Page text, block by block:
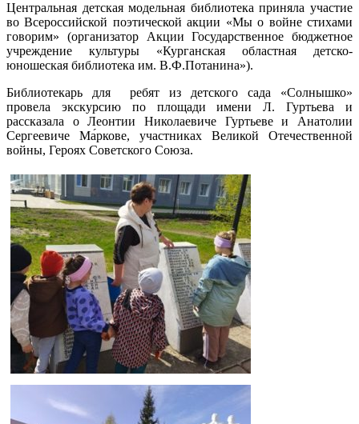
Центральная детская модельная библиотека приняла участие
во Всероссийской поэтической акции «Мы о войне стихами
говорим» (организатор Акции Государственное бюджетное
учреждение культуры «Курганская областная детско-
юношеская библиотека им. В.Ф.Потанина»).
Библиотекарь для ребят из детского сада «Солнышко»
провела экскурсию по площади имени Л. Гуртьева и
рассказала о Леонтии Николаевиче Гуртьеве и Анатолии
Сергеевиче Ма́ркове, участниках Великой Отечественной
войны, Героях Советского Союза.